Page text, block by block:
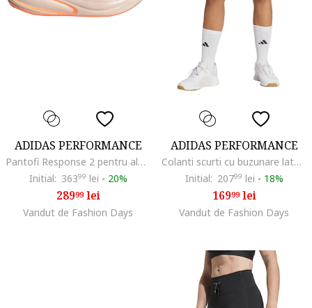
ADIDAS PERFORMANCE
Pantofi Response 2 pentru alergare, Argintiu/Liliac prafuit
Initial: 36399 lei - 20%
28999lei
Vandut de Fashion Days
ADIDAS PERFORMANCE
Colanti scurti cu buzunare laterale pentru fitness, Negru
Initial: 20799 lei - 18%
16999lei
Vandut de Fashion Days